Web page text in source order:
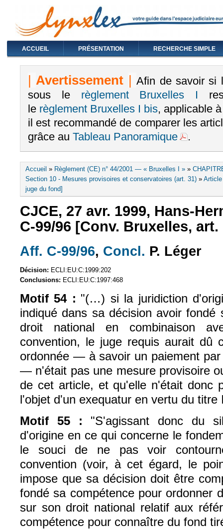
ACCUEIL PRÉSENTATION RECHERCHE SIMPLE
|Avertissement | Afin de savoir si
sous le règlement Bruxelles I
le règlement Bruxelles I bis, applicable
il est recommandé de comparer les
grâce au Tableau Panoramique .
Vous êtes ici
Accueil » Règlement (CE) n° 44/2001 — « Bruxelles I » »
Section 10 - Mesures provisoires et conservatoires (art. 31) »
juge du fond]
CJCE, 27 avr. 1999, Hans-
C-99/96 [Conv. Bruxelles, art.
Aff. C-99/96 (le lien est externe)
, Concl. (le lien est
P. Léger
Décision: ECLI:EU:C:1999:202
Conclusions: ECLI:EU:C:1997:468
Motif 54 : "(…) si la juridiction
indiqué dans sa décision avoir fondé
droit national en combinaison
convention, le juge requis aurait dû
ordonnée — à savoir un paiement par
— n'était pas une mesure provisoire
de cet article, et qu'elle n'était donc
l'objet d'un exequatur en vertu du titre
Motif 55 :
"S'agissant donc du
d'origine en ce qui concerne le
le souci de ne pas voir
convention (voir, à cet égard, le
impose que sa décision doit être
fondé sa compétence pour ordonner
sur son droit national relatif aux
compétence pour connaître du fond